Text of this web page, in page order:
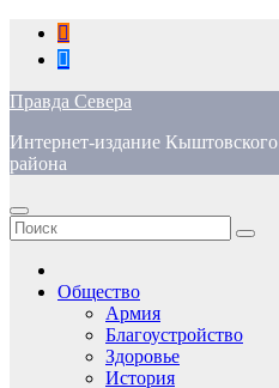
Перейти
содержимому
Правда Севера
Интернет-издание Кыштовского
района
Общество
Армия
Благоустройство
Здоровье
История